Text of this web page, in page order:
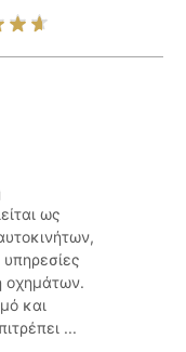
ως
οχημάτων.
και
...